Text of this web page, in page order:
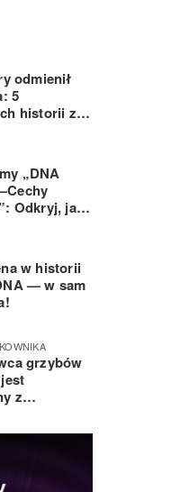
odmienił
5
historii z
„DNA
Odkryj, jak
w historii
— w sam
grzybów
z
osobami,